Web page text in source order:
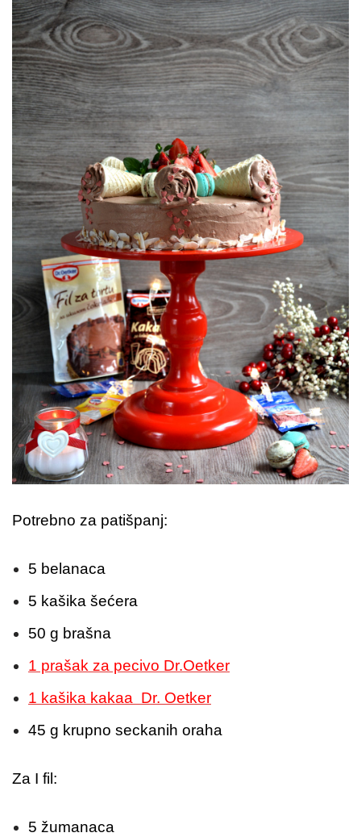
Potrebno za patišpanj:
5 belanaca
5 kašika šećera
50 g brašna
1 prašak za pecivo Dr.Oetker
1 kašika kakaa Dr. Oetker
45 g krupno seckanih oraha
Za I fil:
5 žumanaca